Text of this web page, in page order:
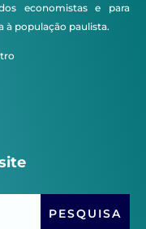
economistas e para
à população paulista.